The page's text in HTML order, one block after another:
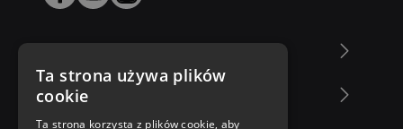
Zakupy u nas
Ta strona używa plików
cookie
Ta strona korzysta z plików cookie, aby